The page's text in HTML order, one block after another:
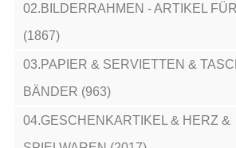
02.BILDERRAHMEN - ARTIKEL
(1867)
03.PAPIER & SERVIETTEN &
BÄNDER (963)
04.GESCHENKARTIKEL & HERZ &